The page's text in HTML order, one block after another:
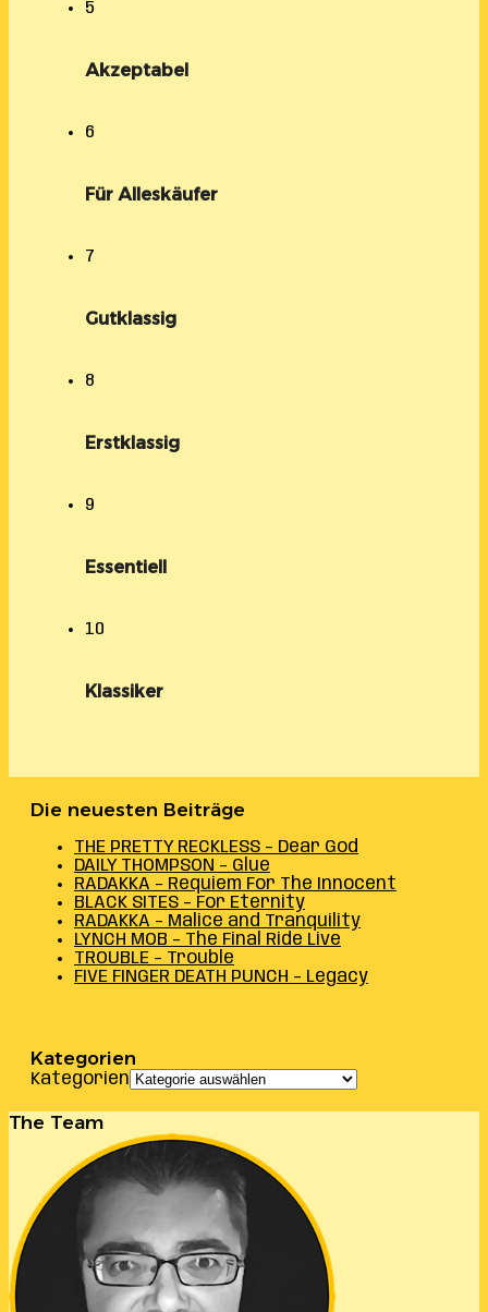
5
Akzeptabel
6
Für Alleskäufer
7
Gutklassig
8
Erstklassig
9
Essentiell
10
Klassiker
Die neuesten Beiträge
THE PRETTY RECKLESS – Dear God
DAILY THOMPSON – Glue
RADAKKA – Requiem For The Innocent
BLACK SITES – For Eternity
RADAKKA – Malice and Tranquility
LYNCH MOB – The Final Ride Live
TROUBLE – Trouble
FIVE FINGER DEATH PUNCH – Legacy
Kategorien
Kategorien
The Team